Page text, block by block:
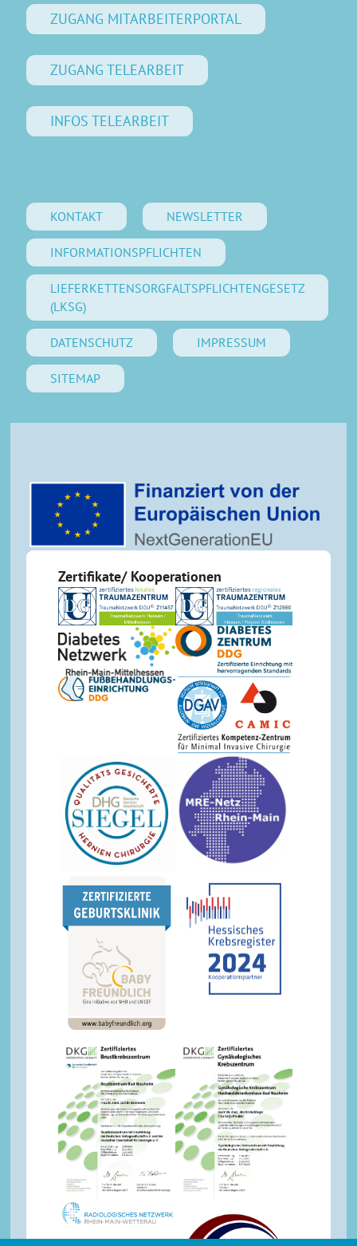
ZUGANG MITARBEITERPORTAL
ZUGANG TELEARBEIT
INFOS TELEARBEIT
KONTAKT NEWSLETTER
INFORMATIONSPFLICHTEN
LIEFERKETTENSORGFALTSPFLICHTENGESETZ
(LKSG)
DATENSCHUTZ IMPRESSUM
SITEMAP
Zertifikate/ Kooperationen